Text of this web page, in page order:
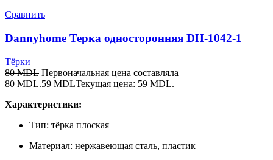
Сравнить
Dannyhome Терка односторонняя DH-1042-1
Тёрки
80MDL Первоначальная цена составляла
80 MDL.59 MDLТекущая цена: 59 MDL.
Характеристики:
Тип: тёрка плоская
Материал: нержавеющая сталь, пластик